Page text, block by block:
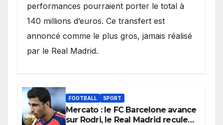
performances pourraient porter le total à
140 millions d’euros. Ce transfert est
annoncé comme le plus gros, jamais réalisé
par le Real Madrid.
FOOTBALL SPORT
Mercato : le FC Barcelone avance
sur Rodri, le Real Madrid recule